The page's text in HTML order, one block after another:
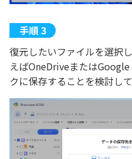
復元したいファイルを選択
えばOneDriveまたは
クに保存することを検討し